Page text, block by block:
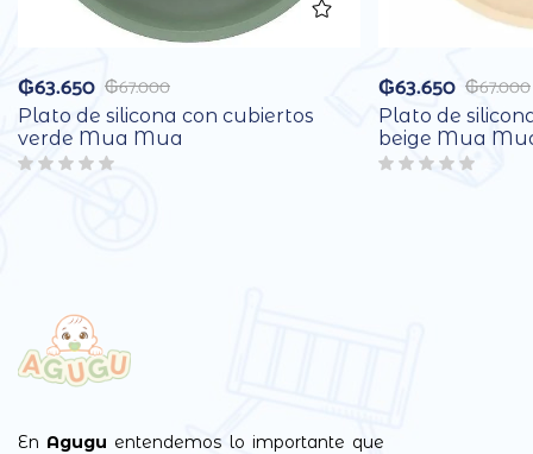
₲67.000
₲63.650
Plato de silicona con cubiertos
verde Mua Mua
₲67.000
₲63.650
Plato de
beige Mua
En Agugu entendemos lo importante que